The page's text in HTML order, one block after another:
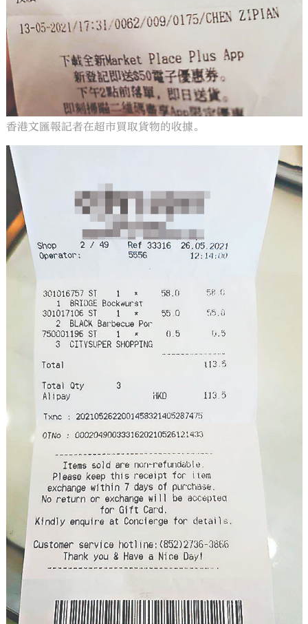
香港文匯報記者在超市買取貨物的收據。